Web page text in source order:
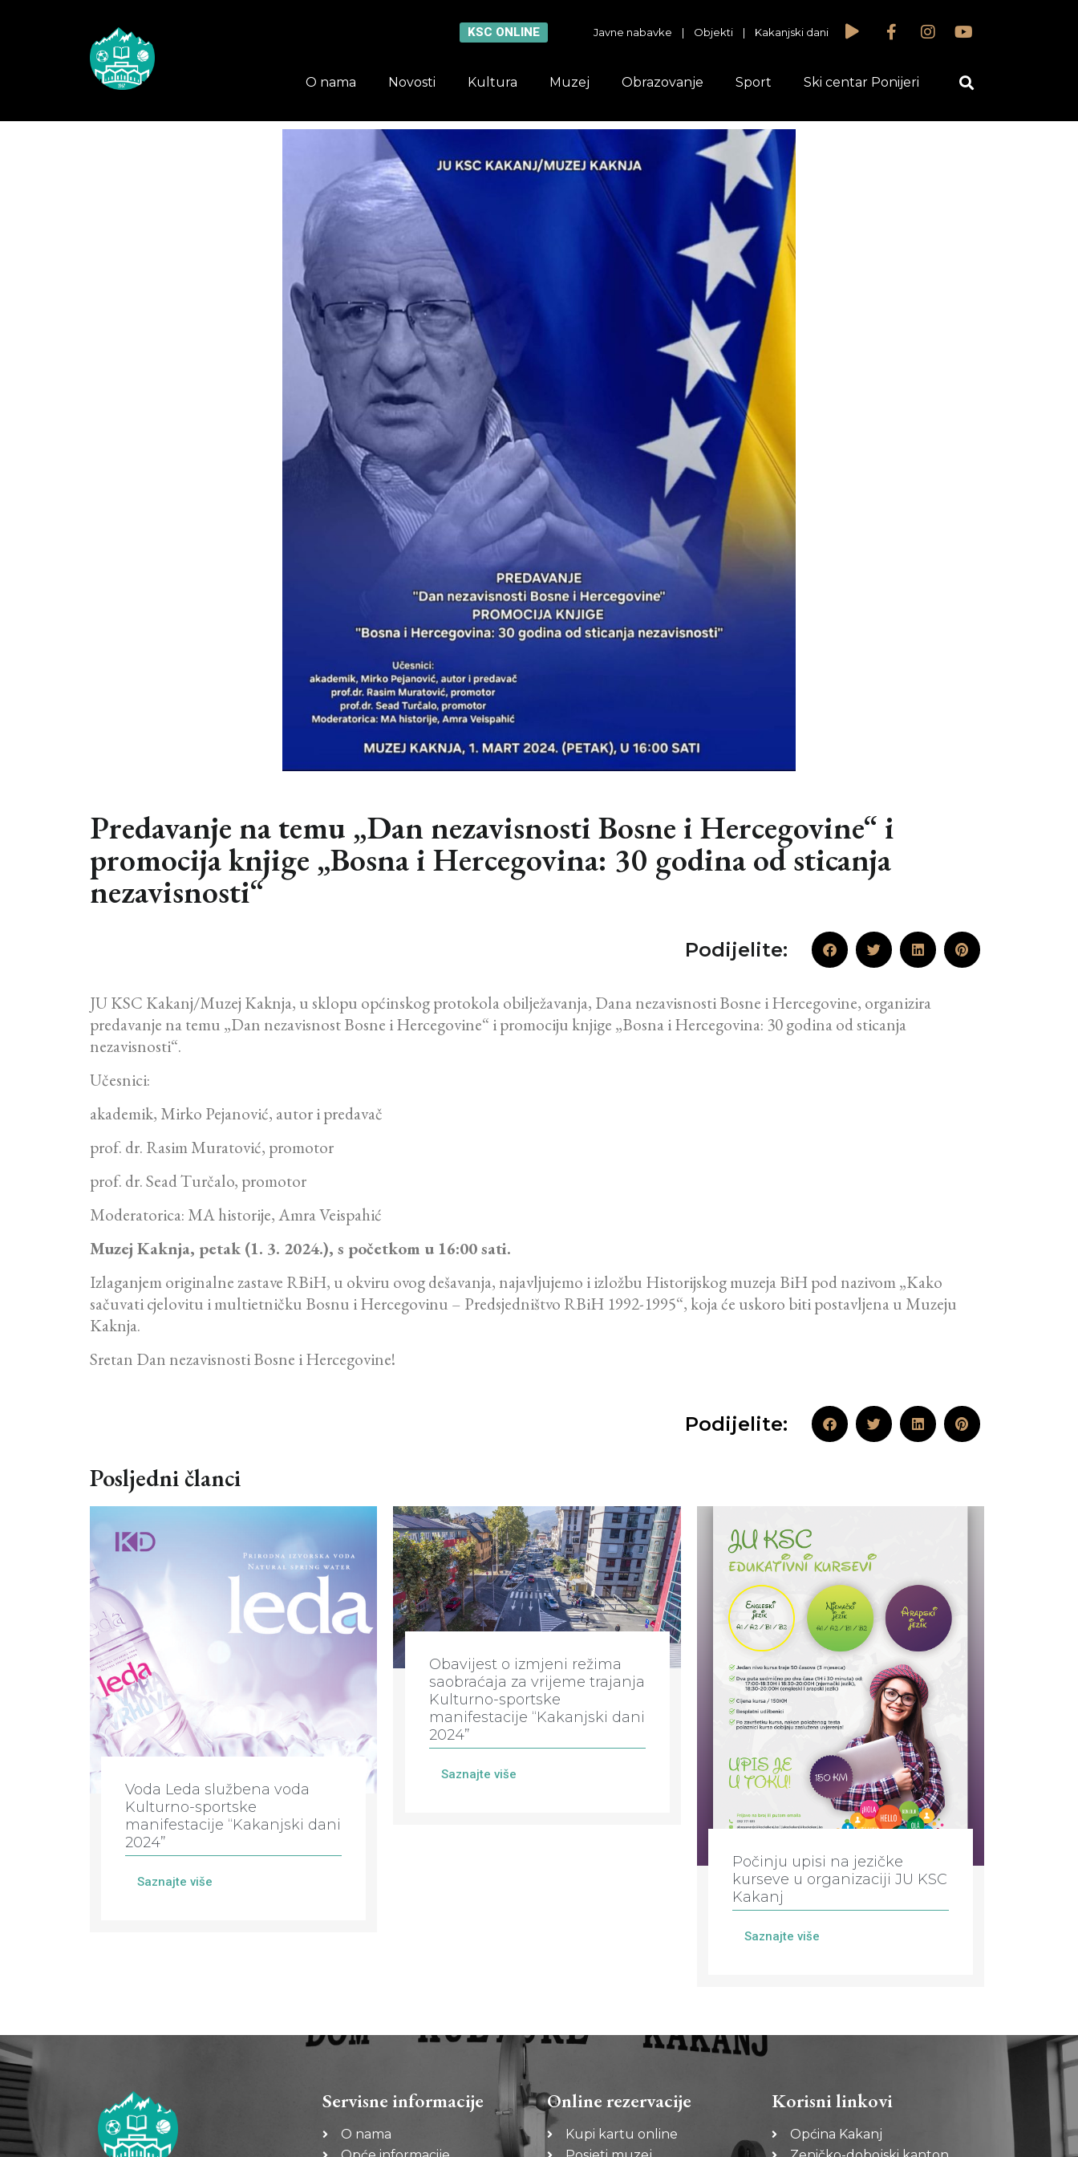
KSC ONLINE Javne nabavke | Objekti | Kakanjski dani
O nama Novosti Kultura Muzej Obrazovanje Sport Ski centar Ponijeri
Predavanje na temu „Dan nezavisnosti Bosne i Hercegovine“ i
promocija knjige „Bosna i Hercegovina: 30 godina od sticanja
nezavisnosti“
Podijelite:
JU KSC Kakanj/Muzej Kaknja, u sklopu općinskog protokola obilježavanja, Dana nezavisnosti Bosne i Hercegovine, organizira
predavanje na temu „Dan nezavisnost Bosne i Hercegovine“ i promociju knjige „Bosna i Hercegovina: 30 godina od sticanja
nezavisnosti“.
Učesnici:
akademik, Mirko Pejanović, autor i predavač
prof. dr. Rasim Muratović, promotor
prof. dr. Sead Turčalo, promotor
Moderatorica: MA historije, Amra Veispahić
Muzej Kaknja, petak (1. 3. 2024.), s početkom u 16:00 sati.
Izlaganjem originalne zastave RBiH, u okviru ovog dešavanja, najavljujemo i izložbu Historijskog muzeja BiH pod nazivom „Kako
sačuvati cjelovitu i multietničku Bosnu i Hercegovinu – Predsjedništvo RBiH 1992-1995“, koja će uskoro biti postavljena u Muzeju
Kaknja.
Sretan Dan nezavisnosti Bosne i Hercegovine!
Podijelite:
Posljedni članci
Voda Leda službena voda
Kulturno-sportske
manifestacije “Kakanjski dani
2024”
Saznajte više
Obavijest o izmjeni režima
saobraćaja za vrijeme trajanja
Kulturno-sportske
manifestacije “Kakanjski dani
2024”
Saznajte više
Počinju upisi na jezičke
kurseve u organizaciji JU KSC
Kakanj
Saznajte više
Servisne informacije
O nama
Online rezervacije
Kupi kartu online
Korisni linkovi
Općina Kakanj